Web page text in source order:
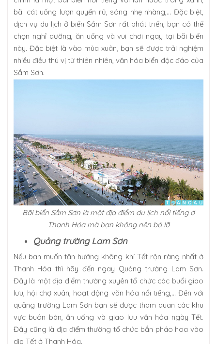
bãi cát uống lượn quyến rũ, sóng nhẹ nhàng,… Đặc biệt,
dịch vụ du lịch ở biển Sầm Sơn rất phát triển, bạn có thể
chọn nghỉ dưỡng, ăn uống và vui chơi ngay tại bãi biển
này. Đặc biệt là vào mùa xuân, bạn sẽ được trải nghiệm
nhiều điều thú vị từ thiên nhiên, văn hóa biển độc đáo của
Sầm Sơn.
Bãi biển Sầm Sơn là một địa điểm du lịch nổi tiếng ở
Thanh Hóa mà bạn không nên bỏ lỡ
Quảng trường Lam Sơn
Nếu bạn muốn tận hưởng không khí Tết rộn ràng nhất ở
Thanh Hóa thì hãy đến ngay Quảng trường Lam Sơn.
Đây là một địa điểm thường xuyên tổ chức các buổi giao
lưu, hội chợ xuân, hoạt động văn hóa nổi tiếng,… Đến với
quảng trường Lam Sơn bạn sẽ được tham quan các khu
vực buôn bán, ăn uống và giao lưu văn hóa ngày Tết.
Đây cũng là địa điểm thường tổ chức bắn pháo hoa vào
dịp Tết ở Thanh Hóa.